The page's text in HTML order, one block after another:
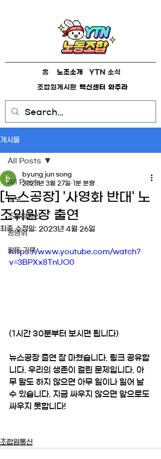
홈 YTN 소식
조합원게시판 와주라
백신센터
노조소개
게시물
All Posts
노보
조합원통신
공방위
활동 기록
All Posts
[뉴스공장] '사영화 반대' 노
조위원장 출연
byung jun song
2023년 3월 27일 1분 분량
최종 수정일: 2023년 4월 26일
https://www.youtube.com/watch?
v=3BPXx8TnUO0
(1시간 30분부터 보시면 됩니다)
뉴스공장 출연 잘 마쳤습니다. 링크 공유합
니다. 우리의 생존이 걸린 문제입니다. 아
무 말도 하지 않으면 아무 일이나 일어 날
수 있습니다. 지금 싸우지 않으면 앞으로도
싸우지 못합니다!
조합원통신